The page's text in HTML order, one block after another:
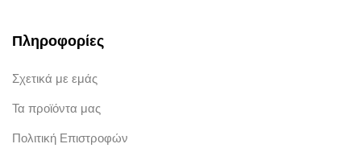
Πληροφορίες
Σχετικά με εμάς
Τα προϊόντα μας
Πολιτική Επιστροφών